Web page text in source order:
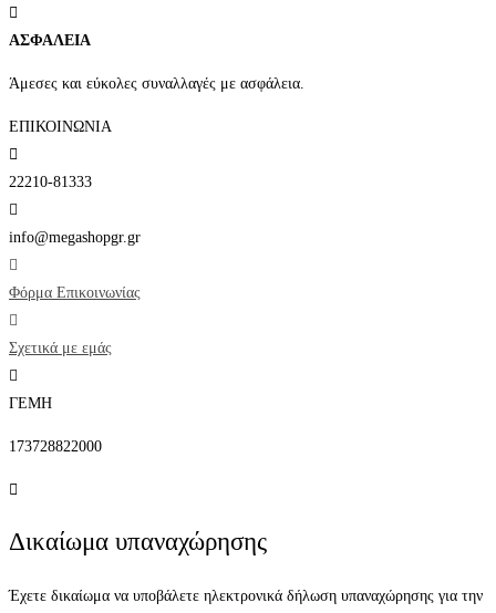
ΑΣΦΑΛΕΙΑ
Άμεσες και εύκολες συναλλαγές με ασφάλεια.
ΕΠΙΚΟΙΝΩΝΙΑ
22210-81333
info@megashopgr.gr
Φόρμα Επικοινωνίας
Σχετικά με εμάς
ΓΕΜΗ
173728822000
Δικαίωμα υπαναχώρησης
Έχετε δικαίωμα να υποβάλετε ηλεκτρονικά δήλωση υπαναχώρησης για την